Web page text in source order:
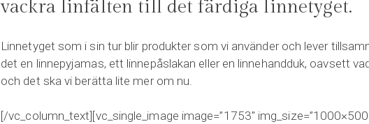
vackra linfälten till det färdiga linnetyget.
Linnetyget som i sin tur blir produkter som vi använder och lever
det en linnepyjamas, ett linnepåslakan eller en linnehandduk, oavsett
och det ska vi berätta lite mer om nu.
[/vc_column_text][vc_single_image image=”1753″